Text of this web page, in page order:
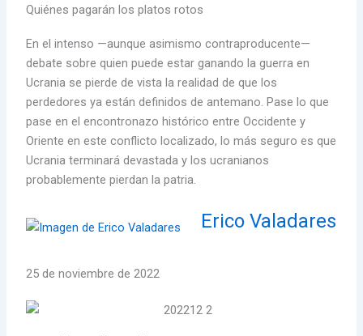
Quiénes pagarán los platos rotos
En el intenso —aunque asimismo contraproducente—
debate sobre quien puede estar ganando la guerra en
Ucrania se pierde de vista la realidad de que los
perdedores ya están definidos de antemano. Pase lo que
pase en el encontronazo histórico entre Occidente y
Oriente en este conflicto localizado, lo más seguro es que
Ucrania terminará devastada y los ucranianos
probablemente pierdan la patria.
Erico Valadares
25 de noviembre de 2022